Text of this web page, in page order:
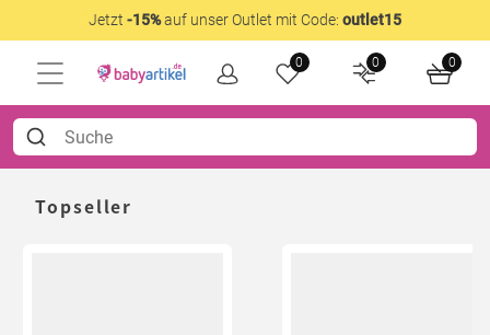
Jetzt -15%auf unser Outlet mit Code: outlet15
0 0 0
Topseller